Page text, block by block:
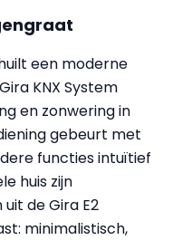
een moderne
KNX System
en zonwering in
gebeurt met
functies intuïtief
huis zijn
de Gira E2
minimalistisch,